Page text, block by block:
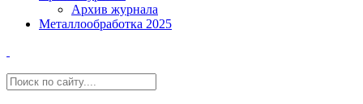
Архив журнала
Металлообработка 2025